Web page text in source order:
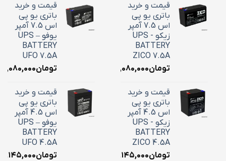
قیمت و خرید
باتری یو پی
اس 7.5 آمپر
زیکو - UPS
BATTERY
ZICO 7.5A
تومان۳,۰۸۰,۰۰۰
قیمت و خرید
باتری یو پی
اس 4.5 آمپر
زیکو - UPS
BATTERY
ZICO 4.5A
تومان۲,۱۴۵,۰۰۰
قیمت و خرید
باتری یو پی
اس 7.5 آمپر
یوفو – UPS
BATTERY
UFO 7.5A
تومان۳,۰۸۰,۰۰۰
قیمت و خرید
باتری یو پی
اس 4.5 آمپر
یوفو – UPS
BATTERY
UFO 4.5A
تومان۲,۱۴۵,۰۰۰